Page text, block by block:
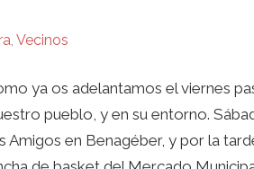
, Vecinos
ya os adelantamos el viernes
pueblo, y en su entorno.
Amigos en Benagéber, y por la